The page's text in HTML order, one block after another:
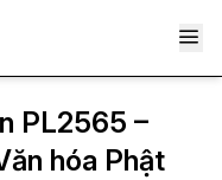
PL2565 –
hóa Phật